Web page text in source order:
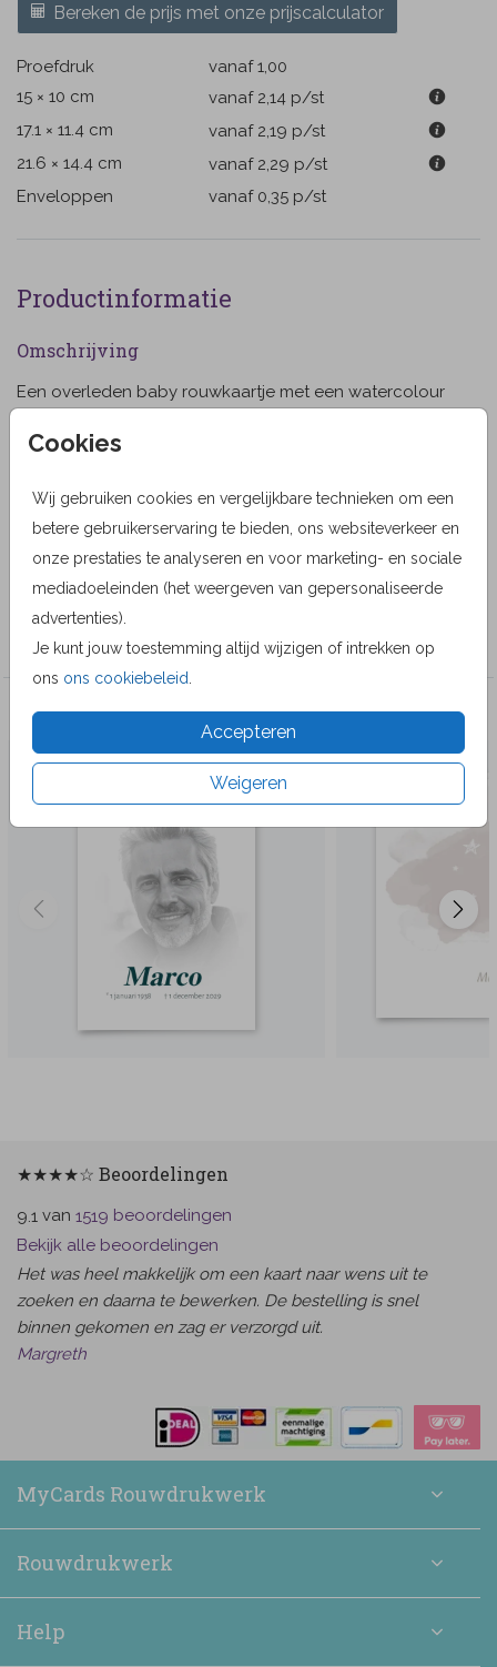
Cookies
Wij gebruiken cookies en vergelijkbare technieken om een
betere gebruikerservaring te bieden, ons websiteverkeer en
onze prestaties te analyseren en voor marketing- en sociale
mediadoeleinden (het weergeven van gepersonaliseerde
advertenties).
Je kunt jouw toestemming altijd wijzigen of intrekken op
ons ons cookiebeleid
Accepteren
Weigeren
Bereken de prijs met onze prijscalculator
Proefdruk
vanaf 1,00
15 × 10 cm
vanaf 2,14 p/st
17.1 × 11.4 cm
vanaf 2,19 p/st
21.6 × 14.4 cm
vanaf 2,29 p/st
Enveloppen
vanaf 0,35 p/st
Productinformatie
Omschrijving
Een overleden baby rouwkaartje met een watercolour
personaliseren door de kleuren aan te passen. Aan de
Toon meer
JilleJille
Collectie
Veel gekozen producten
★★★★☆ Beoordelingen
9.1 van 1519 beoordelingen
Bekijk alle beoordelingen
Het was heel makkelijk om een kaart naar wens uit te
zoeken en daarna te bewerken. De bestelling is snel
binnen gekomen en zag er verzorgd uit.
Margreth
MyCards Rouwdrukwerk
Rouwdrukwerk
Help